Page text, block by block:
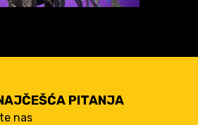
PITANJA
nas